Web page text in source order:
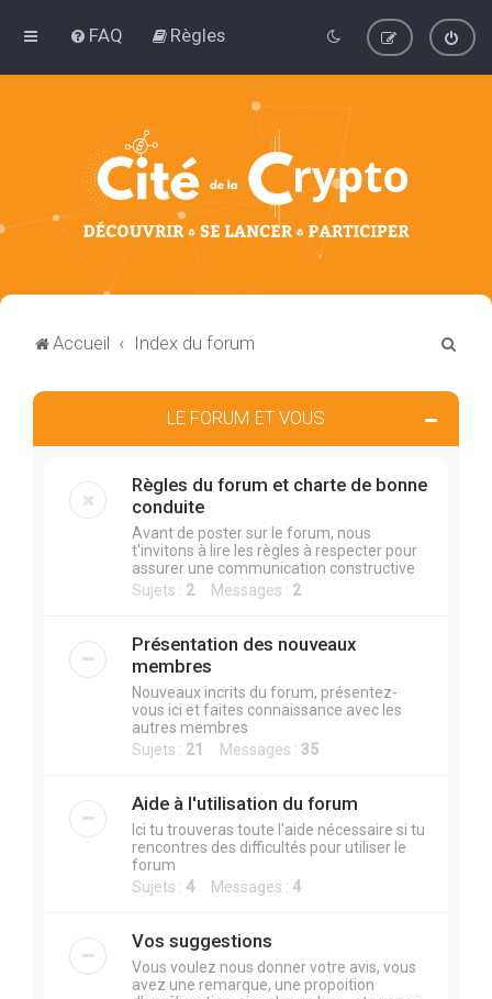
FAQ Règles
Accueil Index du forum
c
LE FORUM ET VOUS
Règles du forum et charte de bonne
conduite
Avant de poster sur le forum, nous
t'invitons à lire les règles à respecter pour
assurer une communication constructive
Sujets : 2Messages : 2
Présentation des nouveaux
membres
Nouveaux incrits du forum, présentez-
vous ici et faites connaissance avec les
autres membres
Sujets : 21 Messages : 35
Aide à l'utilisation du forum
Ici tu trouveras toute l'aide nécessaire si tu
rencontres des difficultés pour utiliser le
forum
Sujets : 4 Messages : 4
Vos suggestions
Vous voulez nous donner votre avis, vous
avez une remarque, une propoition